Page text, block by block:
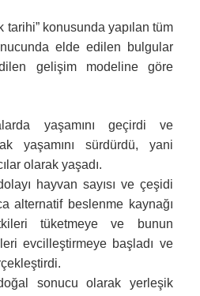
tarihi” konusunda yapılan tüm
elde edilen bulgular
gelişim modeline göre
yaşamını geçirdi ve
yaşamını sürdürdü, yani
olarak yaşadı.
hayvan sayısı ve çeşidi
alternatif beslenme kaynağı
tüketmeye ve bunun
evcilleştirmeye başladı ve
sonucu olarak yerleşik